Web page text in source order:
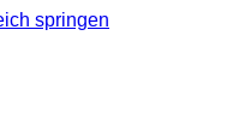
springen